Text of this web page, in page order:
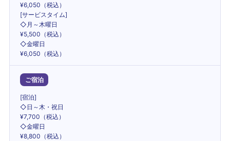
¥6,050（税込）
[サービスタイム]
◇月～木曜日
¥5,500（税込）
◇金曜日
¥6,050（税込）
ご宿泊
[宿泊]
◇日～木・祝日
¥7,700（税込）
◇金曜日
¥8,800（税込）